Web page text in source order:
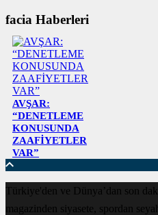
facia Haberleri
AVŞAR:
“DENETLEME
KONUSUNDA
ZAAFİYETLER
VAR”
Türkiye'den ve Dünya’dan son
magazinden siyasete, spordan